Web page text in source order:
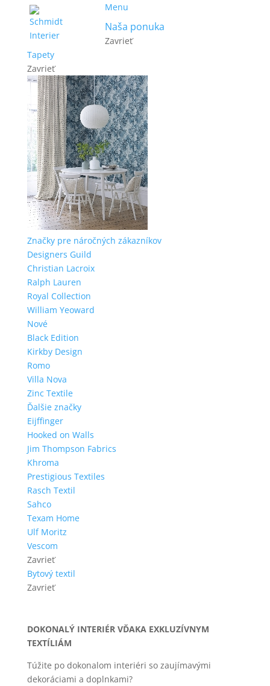
Menu
Naša ponuka
Zavrieť
Tapety
Zavrieť
Značky pre náročných zákazníkov
Designers Guild
Christian Lacroix
Ralph Lauren
Royal Collection
William Yeoward
Nové
Black Edition
Kirkby Design
Romo
Villa Nova
Zinc Textile
Ďalšie značky
Eijffinger
Hooked on Walls
Jim Thompson Fabrics
Khroma
Prestigious Textiles
Rasch Textil
Sahco
Texam Home
Ulf Moritz
Vescom
Zavrieť
Bytový textil
Zavrieť
DOKONALÝ INTERIÉR VĎAKA EXKLUZÍVNYM
TEXTÍLIÁM
Túžite po dokonalom interiéri so zaujímavými
dekoráciami a doplnkami?